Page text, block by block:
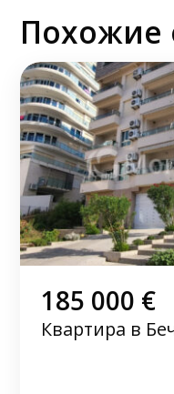
Похожие
185 000 €
Квартира в